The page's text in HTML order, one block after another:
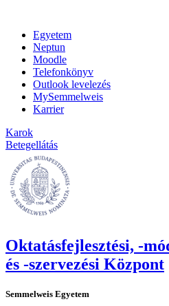
Egyetem
Neptun
Moodle
Telefonkönyv
Outlook levelezés
MySemmelweis
Karrier
Karok
Betegellátás
Oktatásfejlesztési, -
és -szervezési Központ
Semmelweis Egyetem